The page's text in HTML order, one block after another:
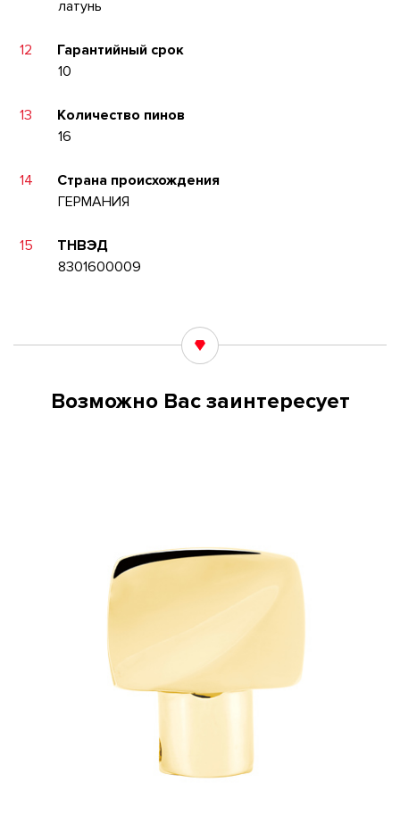
латунь
12
Гарантийный срок
10
13
Количество пинов
16
14
Страна происхождения
ГЕРМАНИЯ
15
ТНВЭД
8301600009
Возможно Вас заинтересует